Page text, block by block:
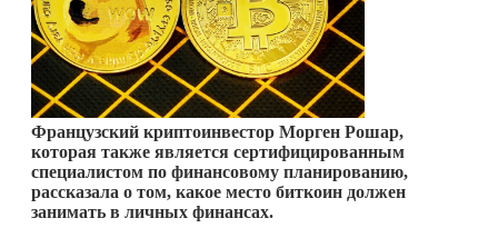
Французский криптоинвестор Морген Рошар,
которая также является сертифицированным
специалистом по финансовому планированию,
рассказала о том, какое место биткоин должен
занимать в личных финансах.